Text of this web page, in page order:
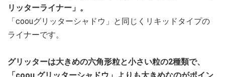
リッターライナー」。
「coouグリッターシャドウ」と同じくリキッドタイプの
ライナーです。
グリッターは大きめの六角形粒と小さい粒の2種類で、